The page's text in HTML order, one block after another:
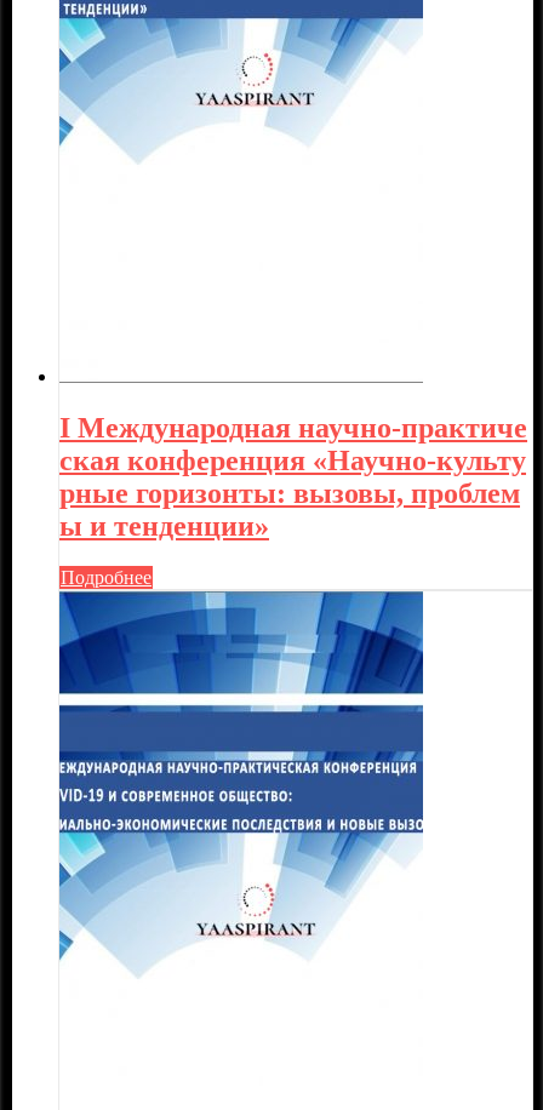
I Международная научно-практиче
ская конференция «Научно-культу
рные горизонты: вызовы, проблем
ы и тенденции»
Подробнее